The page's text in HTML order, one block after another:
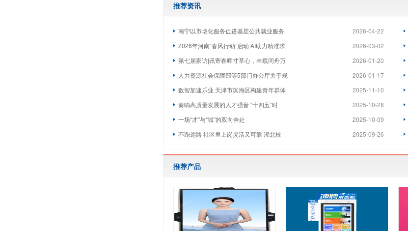
推荐资讯
2026-04-22
南宁以市场化服务促进基层公共就业服务
2026-03-02
2026年河南“春风行动”启动 AI助力精准求
2026-01-20
第七届家访|讯寄春晖寸草心，丰载同舟万
2026-01-17
人力资源社会保障部等5部门办公厅关于规
2025-11-10
数智加速乐业 天津市滨海区构建青年群体
2025-10-28
奏响高质量发展的人才强音 “十四五”时
2025-10-09
一场“才”与“城”的双向奔赴
2025-09-26
不跑远路 社区里上岗灵活又可靠 湖北枝
推荐产品